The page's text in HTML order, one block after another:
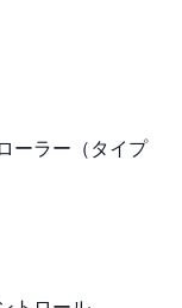
ーラー（タイプ